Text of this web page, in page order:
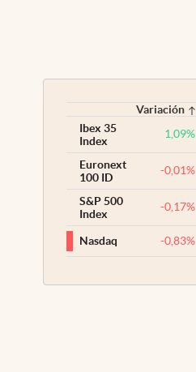
Variación
Ibex 35
Index
1,09%
Euronext
100 ID
-0,01%
S&P 500
Index
-0,17%
Nasdaq -0,83%